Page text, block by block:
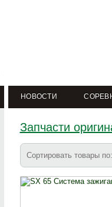
НОВОСТИ
Запчасти
Сортировать товары